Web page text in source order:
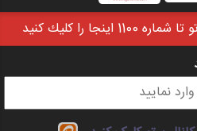
را كليك كنيد